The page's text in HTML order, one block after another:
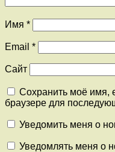
Имя *
Email *
Сайт
Сохранить моё имя,
браузере для
Уведомить меня о
Уведомлять меня о